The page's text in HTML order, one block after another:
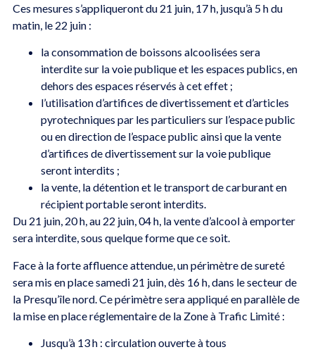
Ces mesures s’appliqueront du 21 juin, 17 h, jusqu’à 5 h du
matin, le 22 juin :
la consommation de boissons alcoolisées sera
interdite sur la voie publique et les espaces publics, en
dehors des espaces réservés à cet effet ;
l’utilisation d’artifices de divertissement et d’articles
pyrotechniques par les particuliers sur l’espace public
ou en direction de l’espace public ainsi que la vente
d’artifices de divertissement sur la voie publique
seront interdits ;
la vente, la détention et le transport de carburant en
récipient portable seront interdits.
Du 21 juin, 20 h, au 22 juin, 04 h, la vente d’alcool à emporter
sera interdite, sous quelque forme que ce soit.
Face à la forte affluence attendue, un périmètre de sureté
sera mis en place samedi 21 juin, dès 16 h, dans le secteur de
la Presqu’île nord. Ce périmètre sera appliqué en parallèle de
la mise en place réglementaire de la Zone à Trafic Limité :
Jusqu’à 13 h : circulation ouverte à tous